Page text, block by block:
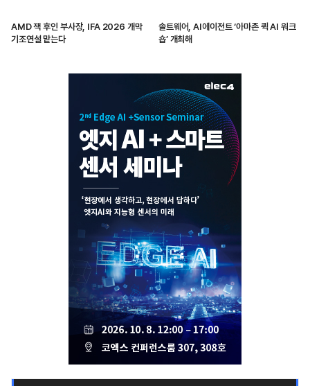
AMD 잭 후인 부사장, IFA 2026 개막
기조연설 맡는다
솔트웨어, AI에이전트 ‘아마존 퀵 AI 워크
숍’ 개최해